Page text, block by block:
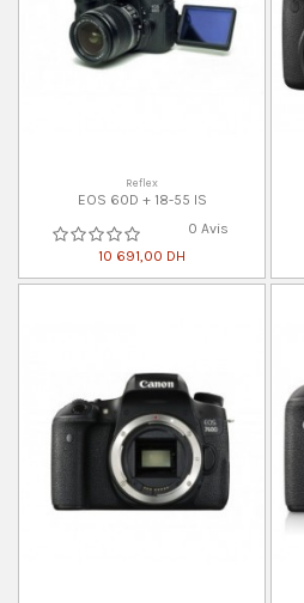
Reflex
EOS 60D + 18-55 IS
0 Avis
10 691,00 DH